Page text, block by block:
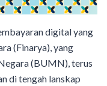
digital yang
(Finarya), yang
(BUMN), terus
di tengah lanskap